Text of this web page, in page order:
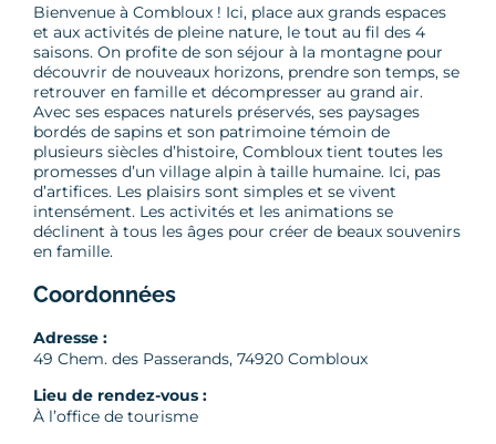
Coordonnées
Adresse :
49 Chem. des Passerands, 74920 Combloux
Lieu de rendez-vous :
À l’office de tourisme
Bienvenue à Combloux ! Ici, place aux grands espaces
et aux activités de pleine nature, le tout au fil des 4
saisons. On profite de son séjour à la montagne pour
découvrir de nouveaux horizons, prendre son temps, se
retrouver en famille et décompresser au grand air.
Avec ses espaces naturels préservés, ses paysages
bordés de sapins et son patrimoine témoin de
plusieurs siècles d’histoire, Combloux tient toutes les
promesses d’un village alpin à taille humaine. Ici, pas
d’artifices. Les plaisirs sont simples et se vivent
intensément. Les activités et les animations se
déclinent à tous les âges pour créer de beaux souvenirs
en famille.